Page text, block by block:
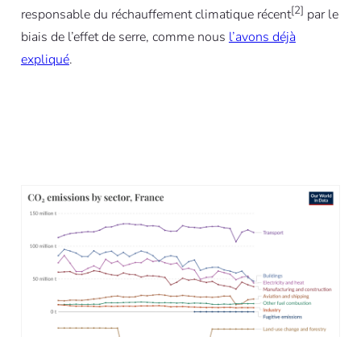
responsable du réchauffement climatique récent[2] par le
biais de l’effet de serre, comme nous l’avons déjà
expliqué.